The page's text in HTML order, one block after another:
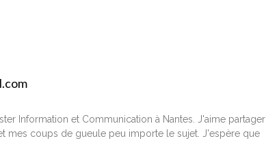
Information et Communication à Nantes. J'aime partager
mes coups de gueule peu importe le sujet. J'espère que